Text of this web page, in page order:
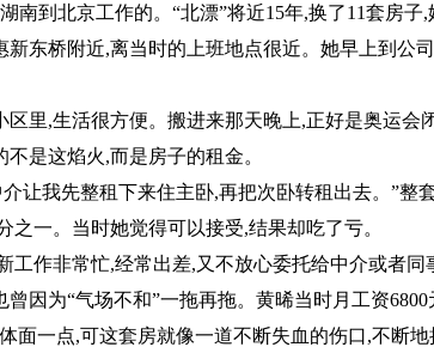
南到北京工作的。“北漂”将近15年,换了11套房子
新东桥附近,离当时的上班地点很近。她早上到公
区里,生活很方便。搬进来那天晚上,正好是奥运会
是这焰火,而是房子的租金。
让我先整租下来住主卧,再把次卧转租出去。”整
之一。当时她觉得可以接受,结果却吃了亏。
工作非常忙,经常出差,又不放心委托给中介或者同
因为“气场不和”一拖再拖。黄晞当时月工资6800
面一点,可这套房就像一道不断失血的伤口,不断